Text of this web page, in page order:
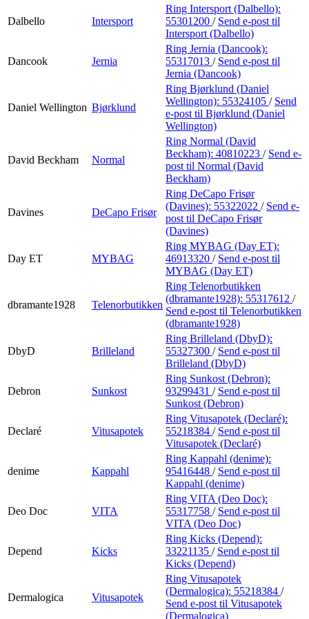
Dalbello Intersport
Ring Intersport (Dalbello):
55301200 / Send e-post til
Intersport (Dalbello)
Dancook Jernia
Ring Jernia (Dancook):
55317013 / Send e-post til
Jernia (Dancook)
Daniel Wellington Bjørklund
Ring Bjørklund (Daniel
Wellington): 55324105 / Send
e-post til Bjørklund (Daniel
Wellington)
David Beckham Normal
Ring Normal (David
Beckham): 40810223 / Send e-
post til Normal (David
Beckham)
Davines DeCapo Frisør
Ring DeCapo Frisør
(Davines): 55322022 / Send e-
post til DeCapo Frisør
(Davines)
Day ET MYBAG
Ring MYBAG (Day ET):
46913320 / Send e-post til
MYBAG (Day ET)
dbramante1928 Telenorbutikken
Ring Telenorbutikken
(dbramante1928): 55317612 /
Send e-post til Telenorbutikken
(dbramante1928)
DbyD Brilleland
Ring Brilleland (DbyD):
55327300 / Send e-post til
Brilleland (DbyD)
Debron Sunkost
Ring Sunkost (Debron):
93299431 / Send e-post til
Sunkost (Debron)
Declaré Vitusapotek
Ring Vitusapotek (Declaré):
55218384 / Send e-post til
Vitusapotek (Declaré)
denime Kappahl
Ring Kappahl (denime):
95416448 / Send e-post til
Kappahl (denime)
Deo Doc VITA
Ring VITA (Deo Doc):
55317758 / Send e-post til
VITA (Deo Doc)
Depend Kicks
Ring Kicks (Depend):
33221135 / Send e-post til
Kicks (Depend)
Dermalogica Vitusapotek
Ring Vitusapotek
(Dermalogica): 55218384 /
Send e-post til Vitusapotek
(Dermalogica)